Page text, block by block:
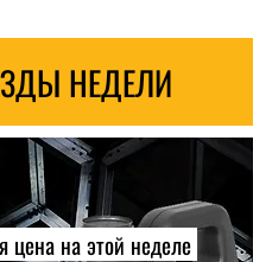
НЕДЕЛИ
цена на этой неделе